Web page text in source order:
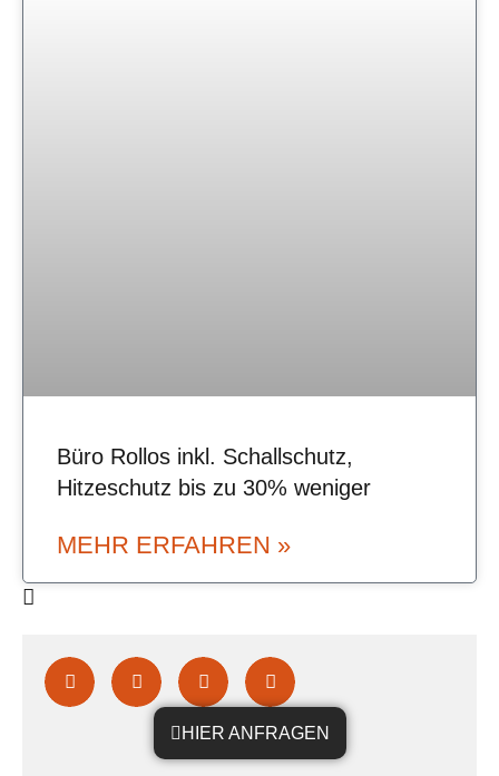
Büro Rollos inkl. Schallschutz,
Hitzeschutz bis zu 30% weniger
MEHR ERFAHREN »
HIER ANFRAGEN